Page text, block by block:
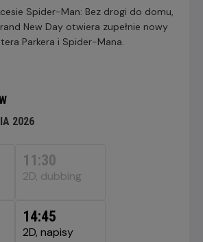
Spider-Man: Bez drogi do domu,
New Day otwiera zupełnie nowy
Parkera i Spider-Mana.
2026
11:30
2D, dubbing
14:45
2D, napisy